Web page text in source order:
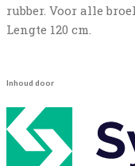
rubber. Voor alle
Lengte 120 cm.
Inhoud door